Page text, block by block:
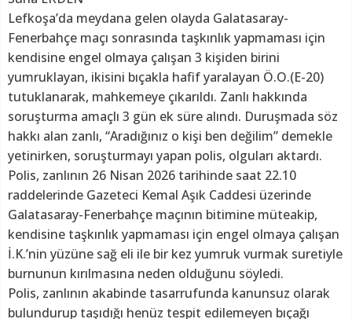
Lefkoşa’da meydana gelen olayda Galatasaray-
Fenerbahçe maçı sonrasında taşkınlık yapmaması için
kendisine engel olmaya çalışan 3 kişiden birini
yumruklayan, ikisini bıçakla hafif yaralayan Ö.O.(E-20)
tutuklanarak, mahkemeye çıkarıldı. Zanlı hakkında
soruşturma amaçlı 3 gün ek süre alındı. Duruşmada söz
hakkı alan zanlı, “Aradığınız o kişi ben değilim” demekle
yetinirken, soruşturmayı yapan polis, olguları aktardı.
Polis, zanlının 26 Nisan 2026 tarihinde saat 22.10
raddelerinde Gazeteci Kemal Aşık Caddesi üzerinde
Galatasaray-Fenerbahçe maçının bitimine müteakip,
kendisine taşkınlık yapmaması için engel olmaya çalışan
İ.K.’nin yüzüne sağ eli ile bir kez yumruk vurmak suretiyle
burnunun kırılmasına neden olduğunu söyledi.
Polis, zanlının akabinde tasarrufunda kanunsuz olarak
bulundurup taşıdığı henüz tespit edilemeyen bıçağı